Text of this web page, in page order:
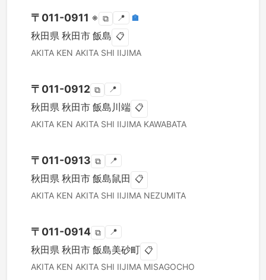
〒 011-0911 ※ ⧉ 📍 🏣
秋田県 秋田市 飯島 📋
AKITA KEN AKITA SHI IIJIMA
〒 011-0912 ⧉ 📍
秋田県 秋田市 飯島川端 📋
AKITA KEN AKITA SHI IIJIMA KAWABATA
〒 011-0913 ⧉ 📍
秋田県 秋田市 飯島鼠田 📋
AKITA KEN AKITA SHI IIJIMA NEZUMITA
〒 011-0914 ⧉ 📍
秋田県 秋田市 飯島美砂町 📋
AKITA KEN AKITA SHI IIJIMA MISAGOCHO